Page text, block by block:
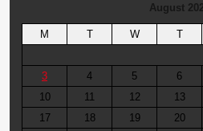
August
M T W T
3
4 5 6
10
11 12 13
17
18 19 20